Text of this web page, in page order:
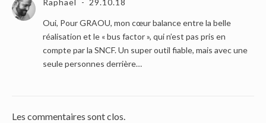
Raphaël 29.10.18
Oui, Pour GRAOU, mon cœur balance entre la belle
réalisation et le « bus factor », qui n’est pas pris en
compte par la SNCF. Un super outil fiable, mais avec une
seule personnes derrière…
Les commentaires sont clos.